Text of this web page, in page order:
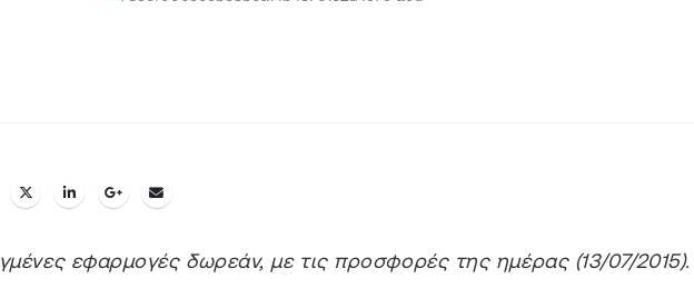
εφαρμογές δωρεάν, με τις προσφορές της ημέρας (13/07/2015).